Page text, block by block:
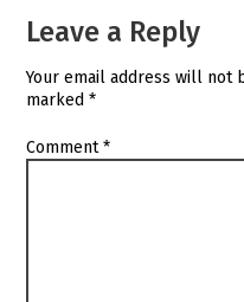
Leave a Reply
Your email address will not
marked*
Comment*